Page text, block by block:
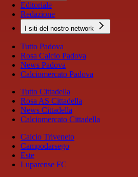
Editoriale
Redazione
I siti del nostro network
Tutto Padova
Rosa Calcio Padova
News Padova
Calciomercato Padova
Tutto Cittadella
Rosa AS Cittadella
News Cittadella
Calciomercato Cittadella
Calcio Triveneto
Campodarsego
Este
Luparense FC